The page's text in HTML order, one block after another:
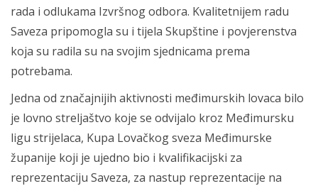
rada i odlukama Izvršnog odbora. Kvalitetnijem radu
Saveza pripomogla su i tijela Skupštine i povjerenstva
koja su radila su na svojim sjednicama prema
potrebama.
Jedna od značajnijih aktivnosti međimurskih lovaca bilo
je lovno streljaštvo koje se odvijalo kroz Međimursku
ligu strijelaca, Kupa Lovačkog sveza Međimurske
županije koji je ujedno bio i kvalifikacijski za
reprezentaciju Saveza, za nastup reprezentacije na